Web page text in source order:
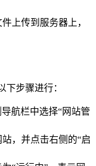
上传到服务器上，
下步骤进行：
航栏中选择“网站管
，并点击右侧的“启